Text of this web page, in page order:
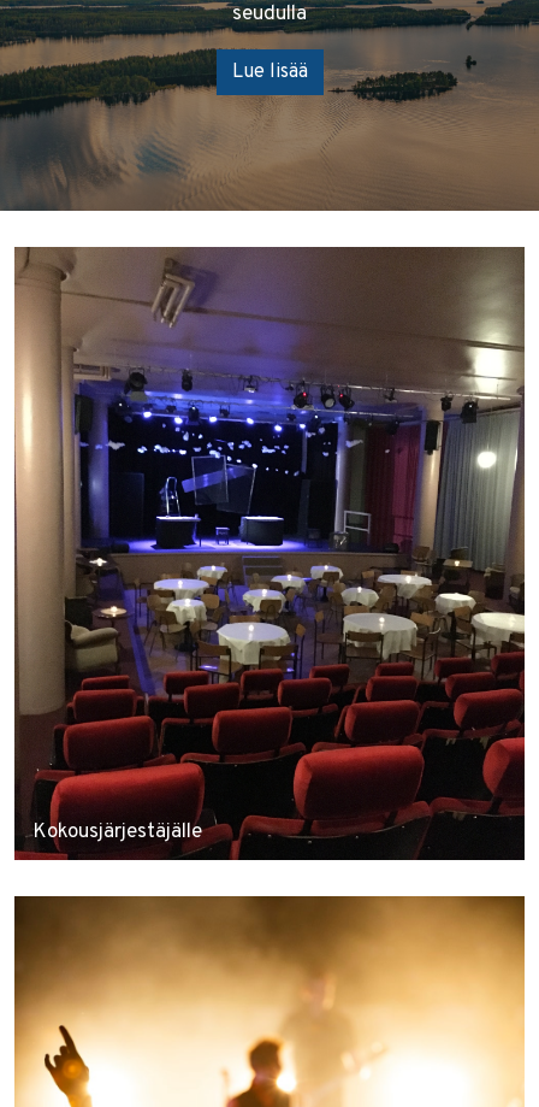
seudulla
Lue lisää
Kokousjärjestäjälle